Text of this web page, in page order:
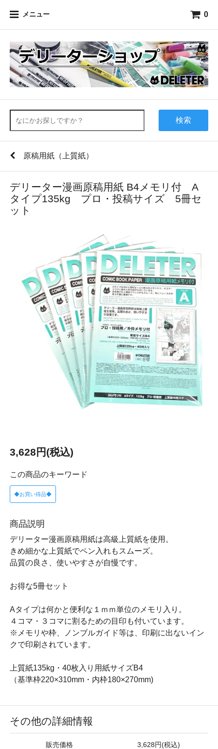
メニュー 0
検索
原稿用紙（上質紙）
デリーター漫画原稿用紙 B4メモリ付 A
タイプ135kg プロ・投稿サイズ 5冊セ
ット
3,628円(税込)
この商品のキーワード
◆お買い得品◆
商品説明
デリーター漫画原稿用紙は高級上質紙を使用。
きめ細かな上質紙でペン入れもスムーズ。
品質の良さ、使いやすさが自慢です。
お得な5冊セット
Aタイプは何かと便利な１ｍｍ単位のメモリ入り。
４コマ・３コマに割るための目印も付いています。
※メモリや枠、ノンブルガイド等は、印刷に出ないイン
クで印刷されています。
上質紙135kg・40枚入り用紙サイズB4
（基準枠220×310mm・内枠180×270mm)
その他の詳細情報
販売価格 3,628円(税込)